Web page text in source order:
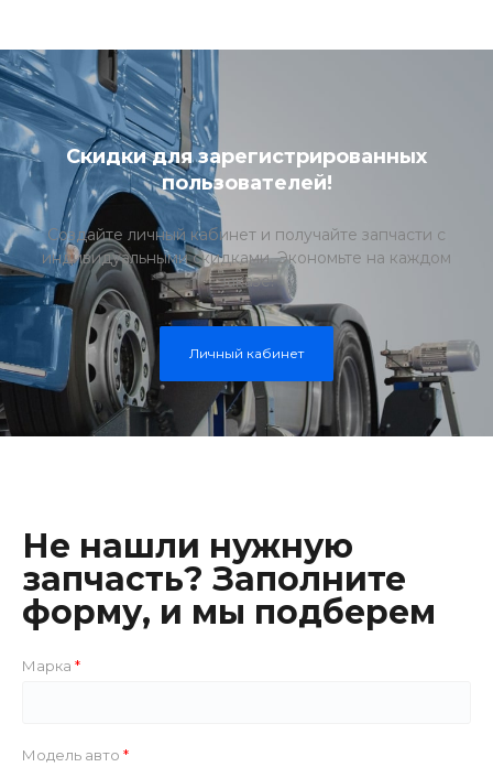
Скидки для зарегистрированных
пользователей!
Создайте личный кабинет и получайте запчасти с
индивидуальными скидками. Экономьте на каждом
заказе!
Личный кабинет
Не нашли нужную
запчасть? Заполните
форму, и мы подберем
Марка
Модель авто